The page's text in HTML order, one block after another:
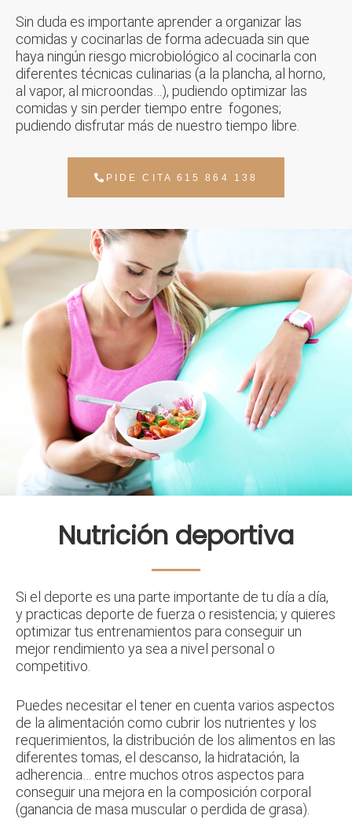
Sin duda es importante aprender a organizar las
comidas y cocinarlas de forma adecuada sin que
haya ningún riesgo microbiológico al cocinarla con
diferentes técnicas culinarias (a la plancha, al horno,
al vapor, al microondas…), pudiendo optimizar las
comidas y sin perder tiempo entre fogones;
pudiendo disfrutar más de nuestro tiempo libre.
PIDE CITA 615 864 138
Nutrición deportiva
Si el deporte es una parte importante de tu día a día,
y practicas deporte de fuerza o resistencia; y quieres
optimizar tus entrenamientos para conseguir un
mejor rendimiento ya sea a nivel personal o
competitivo.
Puedes necesitar el tener en cuenta varios aspectos
de la alimentación como cubrir los nutrientes y los
requerimientos, la distribución de los alimentos en las
diferentes tomas, el descanso, la hidratación, la
adherencia… entre muchos otros aspectos para
conseguir una mejora en la composición corporal
(ganancia de masa muscular o perdida de grasa).